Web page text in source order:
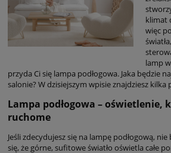
klimat
więc
lamp
przyda Ci się lampa podłogowa. Jaka będzie
salonie? W dzisiejszym wpisie znajdziesz kilka
Lampa podłogowa – oświetlenie,
ruchome
Jeśli zdecydujesz się na lampę podłogową,
się, że górne, sufitowe światło oświetla całe